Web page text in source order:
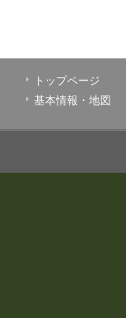
トップページ
基本情報・地図